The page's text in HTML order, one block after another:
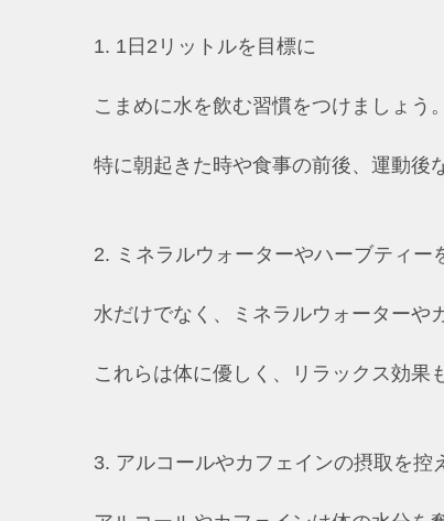
1. 1日2リットルを目標に
こまめに水を飲む習慣をつけましょう。
特に朝起きた時や食事の前後、運動後
2. ミネラルウォーターやハーブティー
水だけでなく、ミネラルウォーターや
これらは体に優しく、リラックス効果
3. アルコールやカフェインの摂取を控